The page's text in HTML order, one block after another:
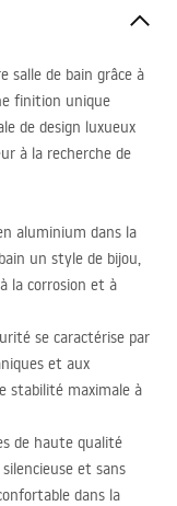
salle de bain grâce à
finition unique
de design luxueux
à la recherche de
aluminium dans la
un style de bijou,
la corrosion et à
se caractérise par
et aux
stabilité maximale à
de haute qualité
et sans
dans la